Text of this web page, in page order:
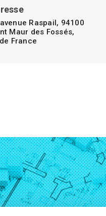
Raspail, 94100
Maur des Fossés,
France